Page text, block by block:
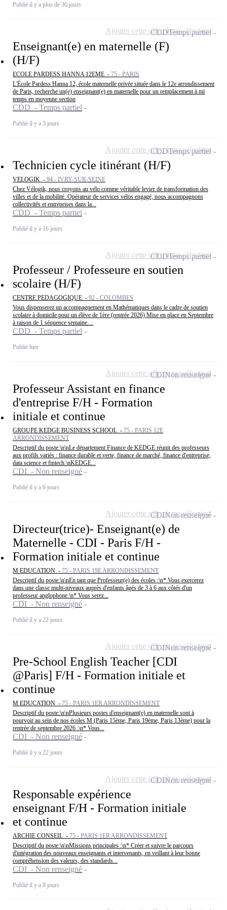
Publié il y a plus de 30 jours
Enseignant(e) en maternelle (F)
(H/F)
ECOLE PARDESS HANNA 12EME - 75 - PARIS
L'École Pardess Hanna 12, école maternelle privée située dans le 12e arrondissement
de Paris, recherche un(e) enseignant(e) en maternelle pour un remplacement à mi
temps en moyenne section
CDD - Temps partiel
Publié il y a 3 jours
CDDTemps partiel
Ajouter cette offre à ma sélection
Technicien cycle itinérant (H/F)
VELOGIK - 94 - IVRY-SUR-SEINE
Chez Vélogik, nous croyons au vélo comme véritable levier de transformation des
villes et de la mobilité. Opérateur de services vélos engagé, nous accompagnons
collectivités et entreprises dans la...
CDD - Temps partiel
Publié il y a 16 jours
CDDTemps partiel
Ajouter cette offre à ma sélection
Professeur / Professeure en soutien
scolaire (H/F)
CENTRE PEDAGOGIQUE - 92 - COLOMBES
Vous dispenserez un accompagnement en Mathématiques dans le cadre de soutien
scolaire à domicile pour un élève de 1ère (rentrée 2026) Mise en place en Septembre
à raison de 1 séquence semaine....
CDD - Temps partiel
Publié hier
CDDTemps partiel
Ajouter cette offre à ma sélection
Professeur Assistant en finance
d'entreprise F/H - Formation
initiale et continue
GROUPE KEDGE BUSINESS SCHOOL - 75 - PARIS 12E
ARRONDISSEMENT
Descriptif du poste:\n\nLe département Finance de KEDGE réunit des professeurs
aux profils variés : finance durable et verte, finance de marché, finance d'entreprise,
data science et fintech.\nKEDGE...
CDI - Non renseigné
Publié il y a 6 jours
CDINon renseigné
Ajouter cette offre à ma sélection
Directeur(trice)- Enseignant(e) de
Maternelle - CDI - Paris F/H -
Formation initiale et continue
M EDUCATION - 75 - PARIS 19E ARRONDISSEMENT
Descriptif du poste:\n\nEn tant que Professeur(e) des écoles :\n* Vous exercerez
dans une classe multi-niveaux auprès d'enfants âgés de 3 à 6 aux côtés d'un
professeur anglophone.\n* Vous serez...
CDI - Non renseigné
Publié il y a 22 jours
CDINon renseigné
Ajouter cette offre à ma sélection
Pre-School English Teacher [CDI
@Paris] F/H - Formation initiale et
continue
M EDUCATION - 75 - PARIS 1ER ARRONDISSEMENT
Descriptif du poste:\n\nPlusieurs postes d'enseignant(e) en maternelle sont à
pourvoir au sein de nos écoles M (Paris 15ème, Paris 19ème, Paris 13ème) pour la
rentrée de septembre 2026 :\n* Vous...
CDI - Non renseigné
Publié il y a 22 jours
CDINon renseigné
Ajouter cette offre à ma sélection
Responsable expérience
enseignant F/H - Formation initiale
et continue
ARCHIE CONSEIL - 75 - PARIS 1ER ARRONDISSEMENT
Descriptif du poste:\n\nMissions principales :\n* Créer et suivre le parcours
d'intégration des nouveaux enseignants et intervenants, en veillant à leur bonne
compréhension des valeurs, des standards...
CDI - Non renseigné
Publié il y a 8 jours
CDINon renseigné
Ajouter cette offre à ma sélection